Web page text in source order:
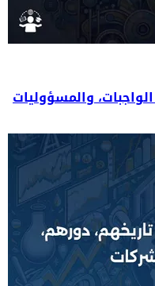
الواجبات، والمسؤوليات